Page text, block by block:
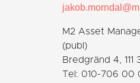
M2 Asset
(publ)
Bredgränd 4, 111
Tel: 010-706 00